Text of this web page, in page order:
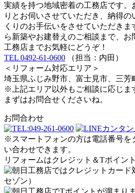
実績を持つ地域密着の工務店です。
りとお伺いさせていただき、納得
くりのお手伝いをさせていただき
ら新築やお建替えのご相談まで、お
工務店までお気軽にどうぞ！
TEL 0492-61-0600 （担当：内田）
＜リフォーム対応エリア＞
埼玉県ふじみ野市、富士見市、三芳
※上記エリア以外もご相談に応じま
まずはお問合せくださいね。
お問合わせ
※スマートフォンの方は電話番号を
い合わせできます。
リフォームはクレジット＆Tポイン